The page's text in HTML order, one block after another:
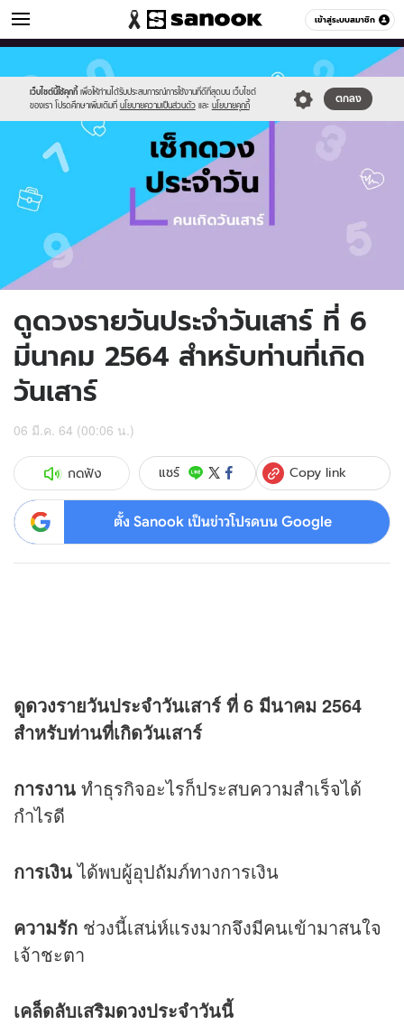
เข้าสู่ระบบสมาชิก
ดูดวง หมวดอื่นๆ
เว็บไซต์นี้ใช้คุกกี้ เพื่อให้ท่านได้รับประสบการณ์การใช้งานที่ดีที่สุดบน เว็บไซต์
ของเรา โปรดศึกษาเพิ่มเติมที่ นโยบายความเป็นส่วนตัว และ นโยบายคุกกี้
ตกลง
//s.isanook.com/sr/0/images/logo-
new-
sanook.png
//s.isanook.com/ho/0/ud/fxd/day/day-
7.png
ดูดวงรายวันประจำวันเสาร์ ที่ 6
มีนาคม 2564 สำหรับท่านที่เกิด
วันเสาร์
06 มี.ค. 64 (00:06 น.)
กดฟัง แชร์ Copy link
ตั้ง Sanook เป็นข่าวโปรดบน Google
ดูดวงรายวันประจำวันเสาร์ ที่ 6 มีนาคม 2564
สำหรับท่านที่เกิดวันเสาร์
การงาน ทำธุรกิจอะไรก็ประสบความสำเร็จได้
กำไรดี
การเงินได้พบผู้อุปถัมภ์ทางการเงิน
ความรัก ช่วงนี้เสน่ห์แรงมากจึงมีคนเข้ามาสนใจ
เจ้าชะตา
เคล็ดลับเสริมดวงประจำวันนี้